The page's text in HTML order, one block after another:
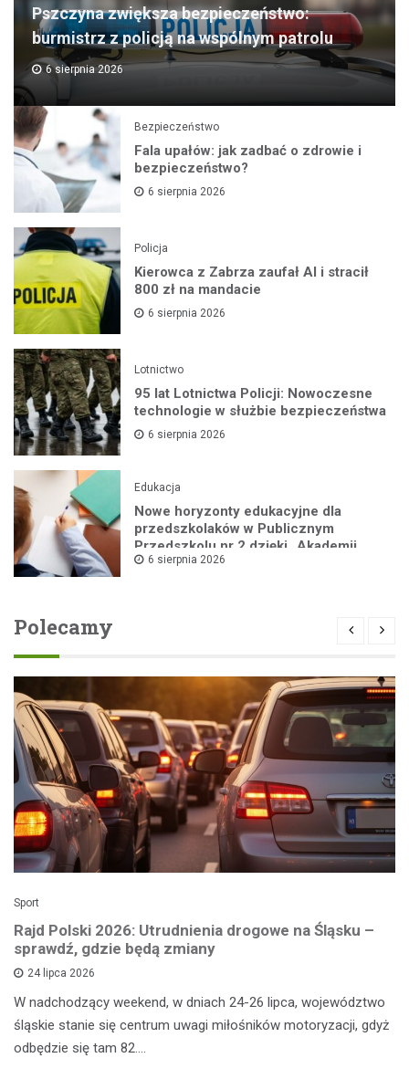
Pszczyna zwiększa bezpieczeństwo:
burmistrz z policją na wspólnym patrolu
6 sierpnia 2026
Bezpieczeństwo
Fala upałów: jak zadbać o zdrowie i
bezpieczeństwo?
6 sierpnia 2026
Policja
Kierowca z Zabrza zaufał AI i stracił
800 zł na mandacie
6 sierpnia 2026
Lotnictwo
95 lat Lotnictwa Policji: Nowoczesne
technologie w służbie bezpieczeństwa
6 sierpnia 2026
Edukacja
Nowe horyzonty edukacyjne dla
przedszkolaków w Publicznym
Przedszkolu nr 2 dzięki „Akademii
Super Przedszkolaka”
6 sierpnia 2026
Polecamy
Sport
Rajd Polski 2026: Utrudnienia drogowe na Śląsku –
sprawdź, gdzie będą zmiany
24 lipca 2026
W nadchodzący weekend, w dniach 24-26 lipca, województwo
śląskie stanie się centrum uwagi miłośników motoryzacji, gdyż
odbędzie się tam 82.…